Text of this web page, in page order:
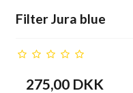
Filter Jura blue
275,00 DKK